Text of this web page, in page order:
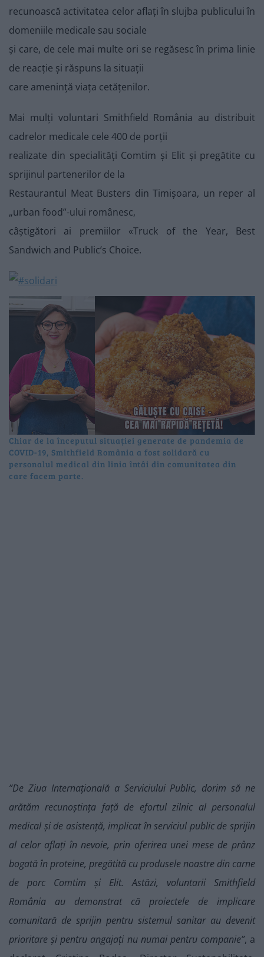
recunoască activitatea celor aflați în slujba publicului în
domeniile medicale sau sociale
și care, de cele mai multe ori se regăsesc în prima linie
de reacție și răspuns la situații
care amenință viața cetățenilor.
Mai mulți voluntari Smithfield România au distribuit
cadrelor medicale cele 400 de porții
realizate din specialități Comtim și Elit și pregătite cu
sprijinul partenerilor de la
Restaurantul Meat Busters din Timișoara, un reper al
„urban food”-ului românesc,
câștigători ai premiilor «Truck of the Year, Best
Sandwich and Public’s Choice.
Chiar de la începutul situației generate de pandemia de
COVID-19, Smithfield România a fost solidară cu
personalul medical din linia întâi din comunitatea din
care facem parte.
”De Ziua Internațională a Serviciului Public, dorim să ne
arătăm recunoștința față de efortul zilnic al personalul
medical și de asistență, implicat în serviciul public de sprijin
al celor aflați în nevoie, prin oferirea unei mese de prânz
bogată în proteine, pregătită cuprodusele noastre din carne
de porc Comtim și Elit. Astăzi, voluntarii Smithfield
România au demonstrat că proiectele de implicare
comunitară de sprijin pentru sistemul sanitar au devenit
prioritare și pentru angajați nu numai pentru companie”, a